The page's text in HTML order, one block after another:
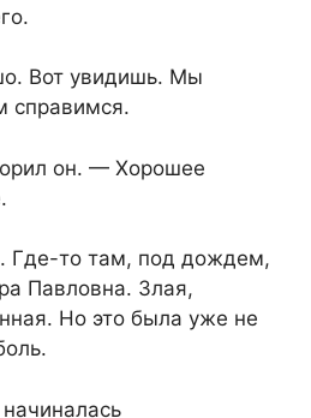
Вот увидишь. Мы
справимся.
он. — Хорошее
Где-то там, под дождем,
Павловна. Злая,
Но это была уже не